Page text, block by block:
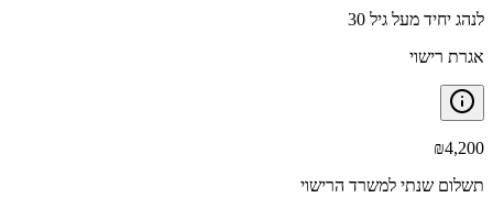
לנהג יחיד מעל גיל 30
אגרת רישוי
₪4,200
תשלום שנתי למשרד הרישוי